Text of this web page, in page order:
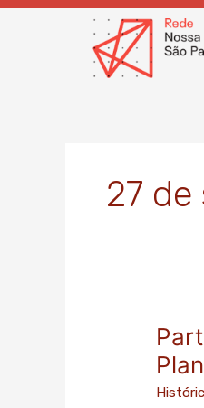
Ir
27
da
pela